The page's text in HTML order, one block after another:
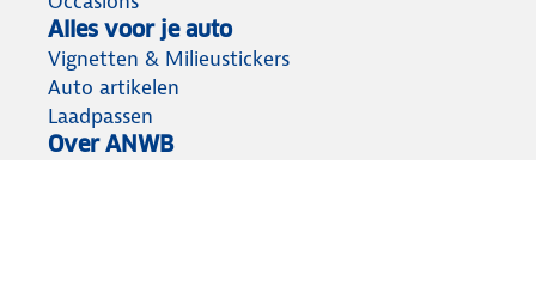
Alles voor je auto
Vignetten & Milieustickers
Auto artikelen
Laadpassen
Over ANWB